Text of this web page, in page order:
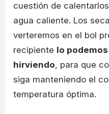
cuestión de
agua caliente. Los
verteremos en el bol
recipiente lo
hirviendo, para que
siga manteniendo el
temperatura óptima.